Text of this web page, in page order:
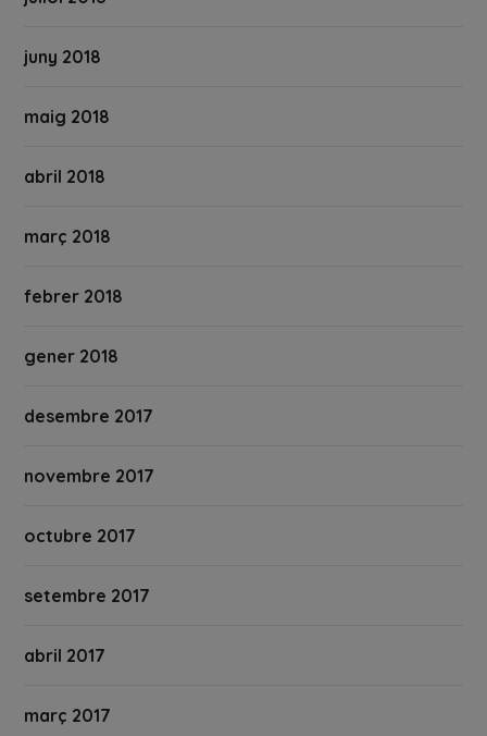
juny 2018
maig 2018
abril 2018
març 2018
febrer 2018
gener 2018
desembre 2017
novembre 2017
octubre 2017
setembre 2017
abril 2017
març 2017